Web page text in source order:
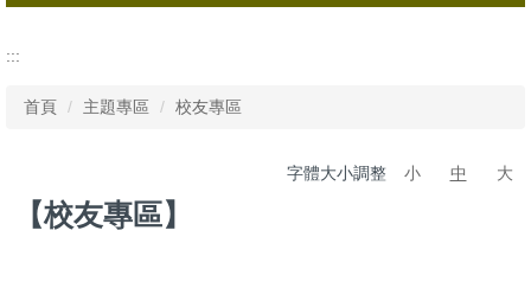
校友專區
:::
首頁 主題專區 校友專區
字體大小調整 小 中 大
【校友專區】